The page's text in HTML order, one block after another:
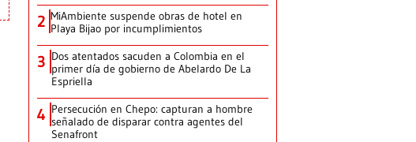
2 MiAmbiente suspende obras de hotel en
Playa Bijao por incumplimientos
3 Dos atentados sacuden a Colombia en el
primer día de gobierno de Abelardo De La
Espriella
4 Persecución en Chepo: capturan a hombre
señalado de disparar contra agentes del
Senafront